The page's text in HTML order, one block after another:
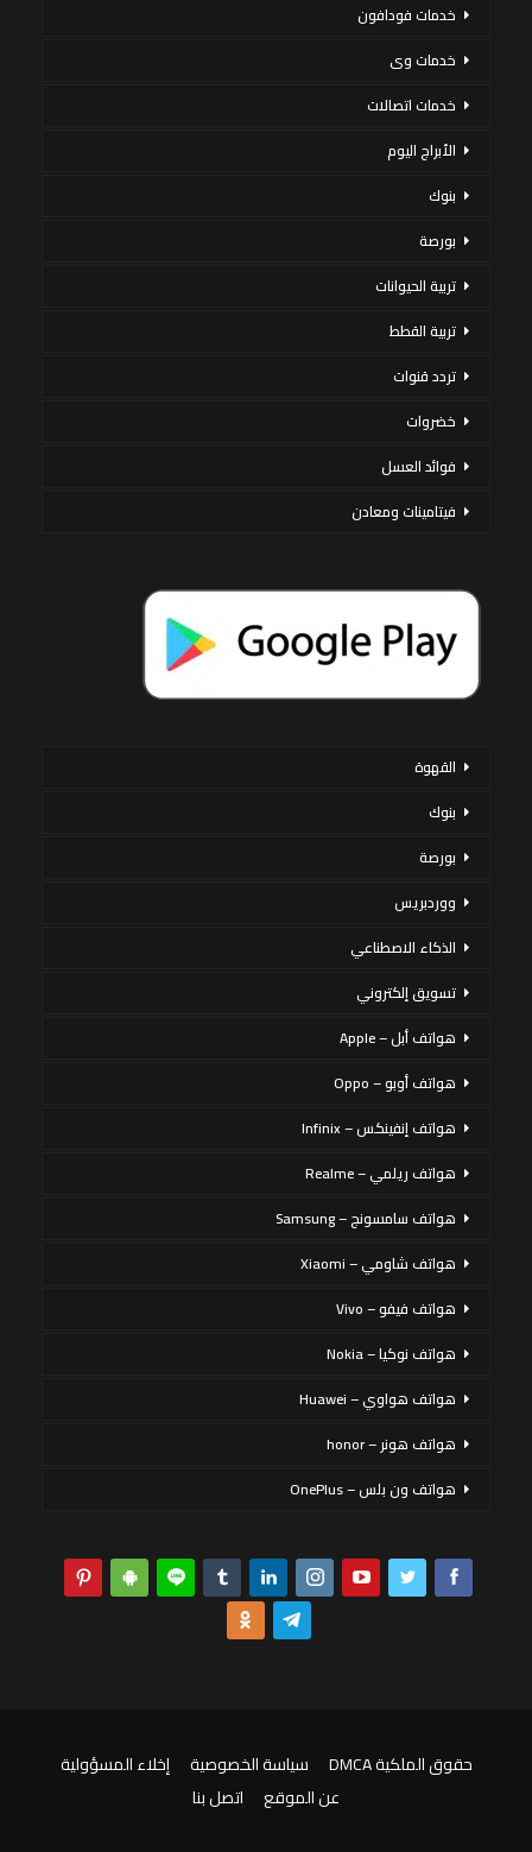
خدمات فودافون
خدمات وى
خدمات اتصالات
الأبراج اليوم
بنوك
بورصة
تربية الحيوانات
تربية القطط
تردد قنوات
خضروات
فوائد العسل
فيتامينات ومعادن
القهوة
بنوك
بورصة
ووردبريس
الذكاء الاصطناعي
تسويق إلكتروني
هواتف أبل – Apple
هواتف أوبو – Oppo
هواتف إنفينكس – Infinix
هواتف ريلمي – Realme
هواتف سامسونج – Samsung
هواتف شاومي – Xiaomi
هواتف فيفو – Vivo
هواتف نوكيا – Nokia
هواتف هواوي – Huawei
هواتف هونر – honor
هواتف ون بلس – OnePlus
حقوق الملكية DMCA سياسة الخصوصية
إخلاء المسؤولية
عن الموقع
اتصل بنا